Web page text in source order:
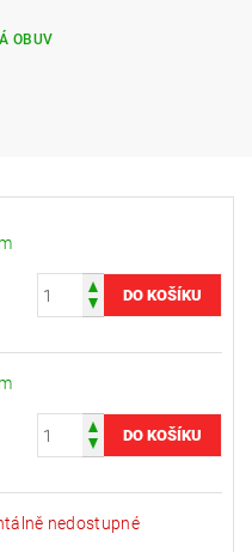
OBUV
nedostupné